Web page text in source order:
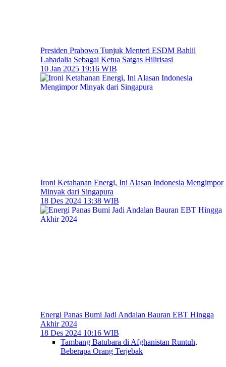
Presiden Prabowo Tunjuk Menteri ESDM Bahlil
Lahadalia Sebagai Ketua Satgas Hilirisasi
10 Jan 2025 19:16 WIB
Ironi Ketahanan Energi, Ini Alasan Indonesia Mengimpor
Minyak dari Singapura
18 Des 2024 13:38 WIB
Energi Panas Bumi Jadi Andalan Bauran EBT Hingga
Akhir 2024
18 Des 2024 10:16 WIB
Tambang Batubara di Afghanistan Runtuh,
Beberapa Orang Terjebak